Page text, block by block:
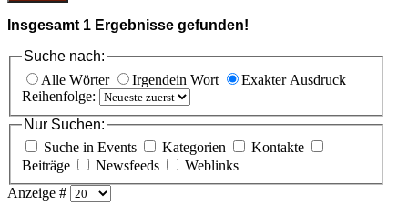
Insgesamt 1 Ergebnisse gefunden!
Suche nach:
Alle Wörter
Irgendein Wort
Exakter Ausdruck
Reihenfolge:
Nur Suchen:
Suche in Events
Kategorien
Kontakte
Beiträge
Newsfeeds
Weblinks
Anzeige #